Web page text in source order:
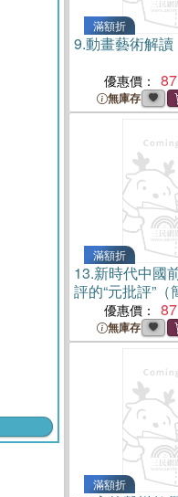
滿額折
9.動畫藝術解讀
優惠價： 87
無庫存
滿額折
13.新時代中國
評的“元批評”（
優惠價： 87
無庫存
滿額折